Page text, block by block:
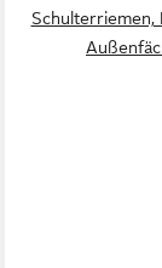
Schulterriemen,